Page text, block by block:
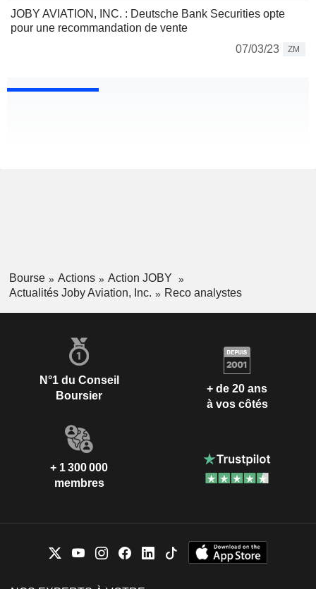
JOBY AVIATION, INC. : Deutsche Bank Securities opte
pour une recommandation de vente
07/03/23
ZM
Bourse Actions
Action JOBY
Actualités Joby Aviation, Inc.
Reco analystes
N°1 du Conseil
Boursier
+ de 20 ans
à vos côtés
+ 1 300 000
membres